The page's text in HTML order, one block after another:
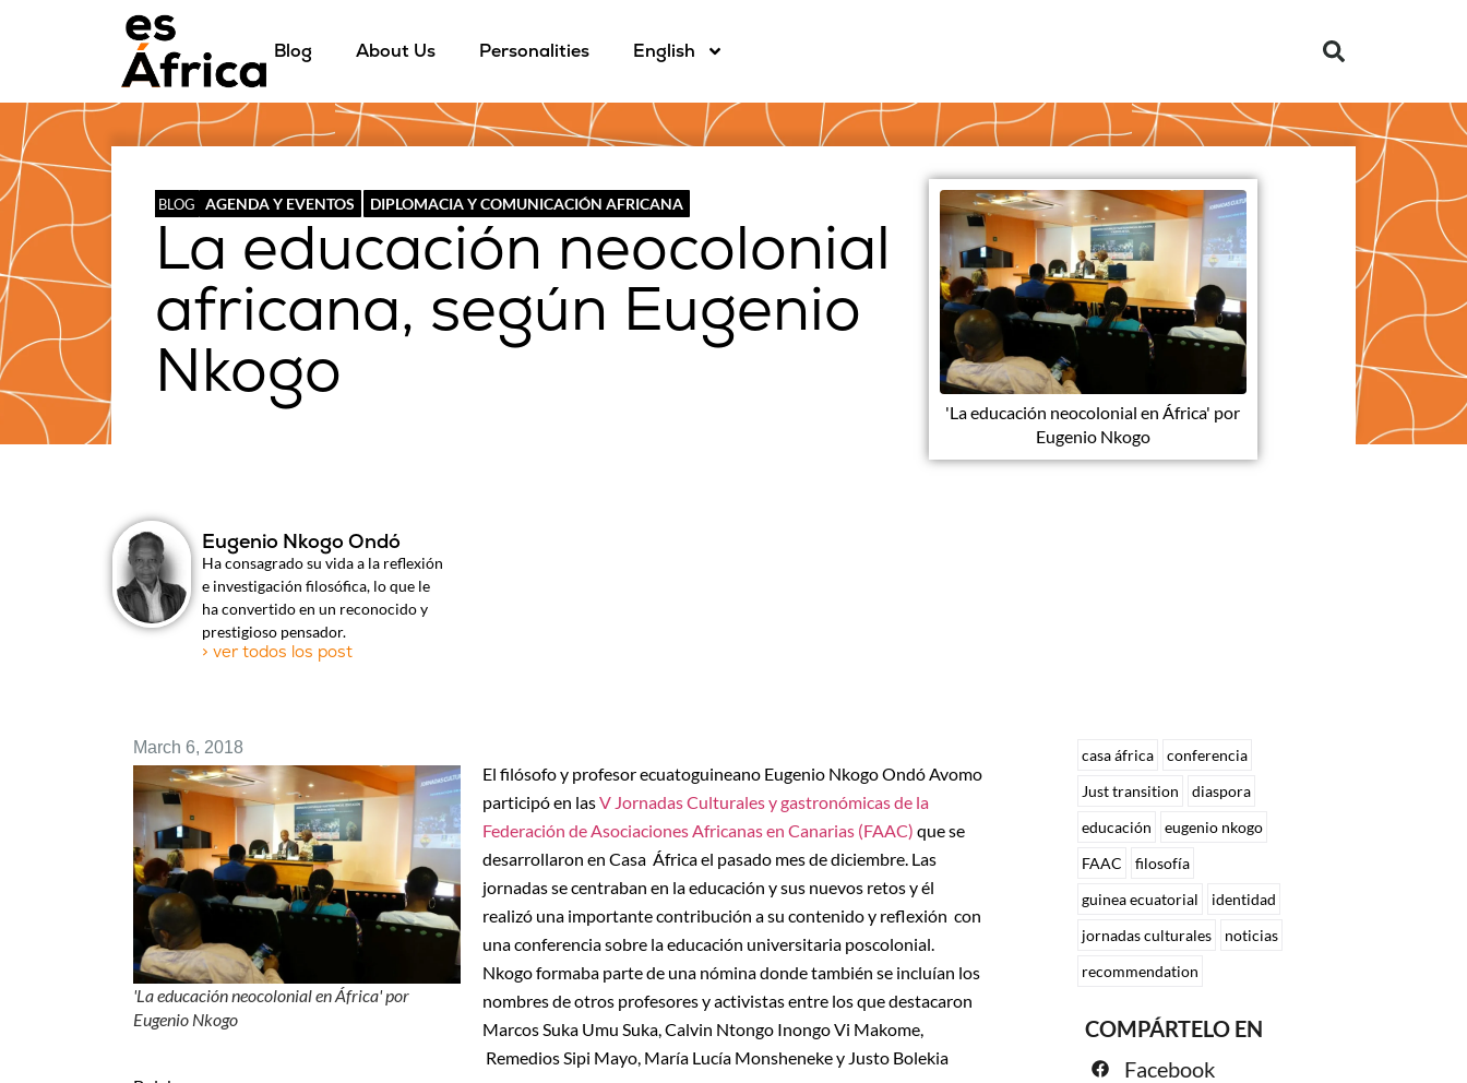
Blog About Us Personalities English
BLOG AGENDA Y EVENTOS DIPLOMACIA Y COMUNICACIÓN AFRICANA
La educación neocolonial
africana, según Eugenio
Nkogo
'La educación neocolonial en África' por
Eugenio Nkogo
Eugenio Nkogo Ondó
Ha consagrado su vida a la reflexión
e investigación filosófica, lo que le
ha convertido en un reconocido y
prestigioso pensador.
> ver todos los post
March 6, 2018
'La educación neocolonial en África' por
Eugenio Nkogo
El filósofo y profesor ecuatoguineano Eugenio Nkogo Ondó Avomo
participó en lasV Jornadas Culturales y gastronómicas de la
Federación de Asociaciones Africanas en Canarias (FAAC) que se
desarrollaron en Casa África el pasado mes de diciembre. Las
jornadas se centraban en la educación y sus nuevos retos y él
realizó una importante contribución a su contenido y reflexión con
una conferencia sobre la educación universitaria poscolonial.
Nkogo formaba parte de una nómina donde también se incluían los
nombres de otros profesores y activistas entre los que destacaron
Marcos Suka Umu Suka, Calvin Ntongo Inongo Vi Makome,
Remedios Sipi Mayo, María Lucía Monsheneke y Justo Bolekia
casa áfrica
conferencia
Just transition
diaspora
educación
eugenio nkogo
FAAC
filosofía
guinea ecuatorial
identidad
jornadas culturales
noticias
recommendation
COMPÁRTELO EN
Facebook